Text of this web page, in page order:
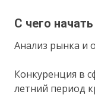
С чего
Анализ рынка и
Конкуренция в
летний период